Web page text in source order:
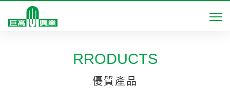
RRODUCTS
優質產品